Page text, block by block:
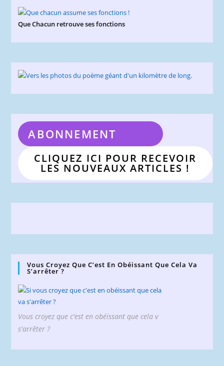
Que Chacun retrouve ses fonctions
ABONNEMENT
CLIQUEZ ICI POUR RECEVOIR
LES NOUVEAUX ARTICLES !
Vous Croyez Que C’est En Obéissant Que Cela Va
S’arrêter ?
Vous croyez que c'est en obéissant que cela v
s'arrêter ?